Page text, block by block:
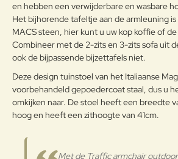
Note:HTML-code wordt niet
Waardering:
Waarderin
g:
Slecht
Verder
en hebben een verwijderbare en wasbare
Het bijhorende tafeltje aan de armleuning is
MACS steen, hier kunt u uw kop koffie of
Combineer met de 2-zits en 3-zits sofa uit
ook de bijpassende bijzettafels niet.
Deze design tuinstoel van het Italiaanse
voorbehandeld gepoedercoat staal, dus u
omkijken naar. De stoel heeft een breedte
hoog en heeft een zithoogte van 41cm.
Met de Traffic armchair